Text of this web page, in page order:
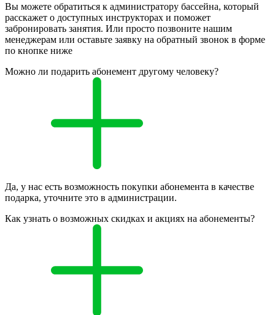
Вы можете обратиться к администратору бассейна, который
расскажет о доступных инструкторах и поможет
забронировать занятия. Или просто позвоните нашим
менеджерам или оставьте заявку на обратный звонок в форме
по кнопке ниже
Можно ли подарить абонемент другому человеку?
Да, у нас есть возможность покупки абонемента в качестве
подарка, уточните это в администрации.
Как узнать о возможных скидках и акциях на абонементы?